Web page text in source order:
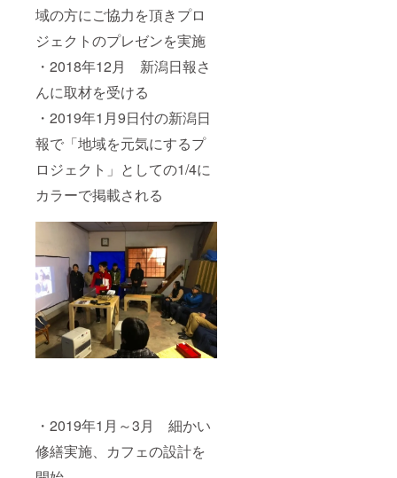
域の方にご協力を頂きプロ
ジェクトのプレゼンを実施
・2018年12月 新潟日報さ
んに取材を受ける
・2019年1月9日付の新潟日
報で「地域を元気にするプ
ロジェクト」としての1/4に
カラーで掲載される
・2019年1月～3月 細かい
修繕実施、カフェの設計を